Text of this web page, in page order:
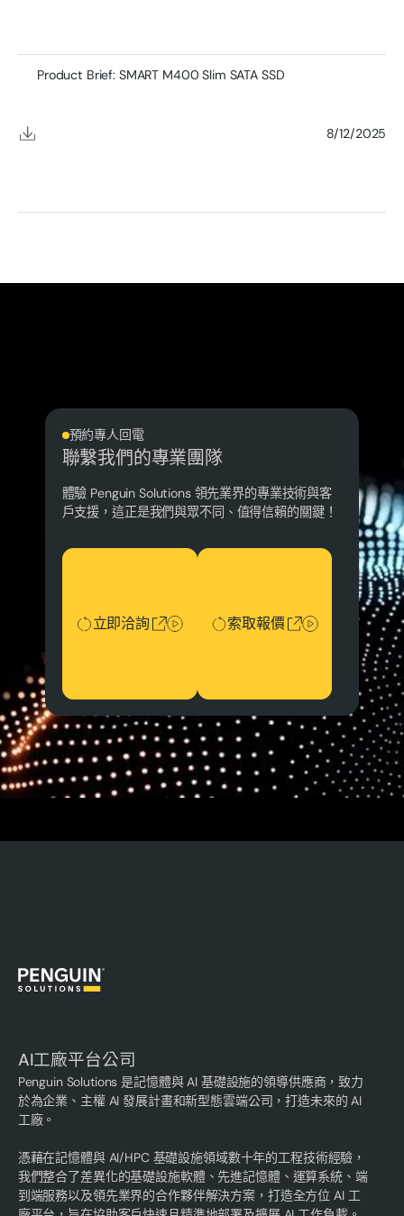
Product Brief: SMART M400 Slim SATA SSD
8/12/2025
預約專人回電
聯繫我們的專業團隊
體驗 Penguin Solutions 領先業界的專業技術與客
戶支援，這正是我們與眾不同、值得信賴的關鍵！
立即洽詢
立即洽詢
索取報價
索取報價
AI工廠平台公司
Penguin Solutions 是記憶體與 AI 基礎設施的領導供應商，致力
於為企業、主權 AI 發展計畫和新型態雲端公司，打造未來的 AI
工廠。
憑藉在記憶體與 AI/HPC 基礎設施領域數十年的工程技術經驗，
我們整合了差異化的基礎設施軟體、先進記憶體、運算系統、端
到端服務以及領先業界的合作夥伴解決方案，打造全方位 AI 工